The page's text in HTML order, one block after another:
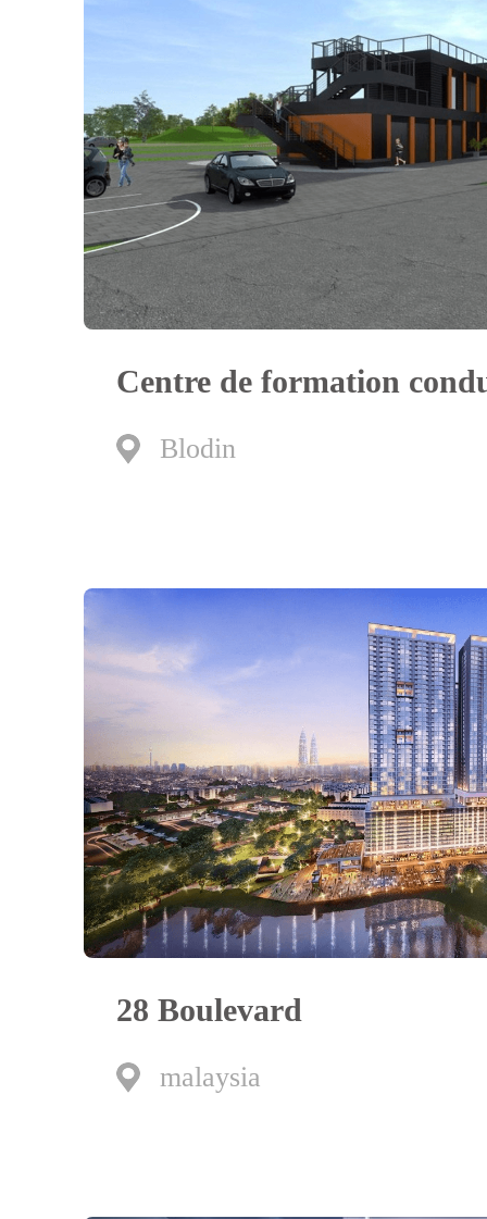
Centre de formation
Blodin
28 Boulevard
malaysia